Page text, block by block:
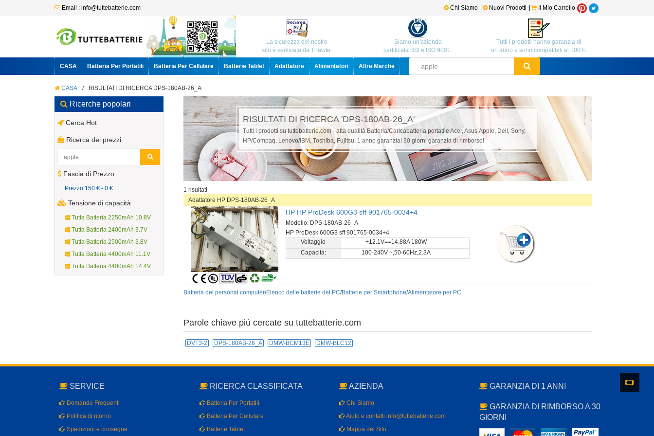
Email : info@tuttebatterie.com Il Mio Carrello
Nuovi Prodotti
Chi Siamo
La sicurezza del nostro
sito è verificata da Thawte.
Siamo un'azienda
certificata BSI e ISO 9001.
Tutti i prodotti hanno garanzia di
un anno e sono compatibili al 100%.
CASA Batteria Per Portatili Batteria Per Cellulare Batterie Tablet Adattatore Alimentatori Altre Marche
CASA / RISULTATI DI RICERCA DPS-180AB-26_A
RISULTATI DI RICERCA 'DPS-180AB-26_A'
Tutti i prodotti su tuttebatterie.com - alta qualità Batteria/Caricabatteria portatile Acer, Asus,Apple, Dell, Sony,
HP/Compaq, Lenovo/IBM, Toshiba, Fujitsu. 1 anno garanzia! 30 giorni garanzia di rimborso!
1 risultati
Adattatore HP DPS-180AB-26_A
HP HP ProDesk 600G3 sff 901765-0034+4
Modello: DPS-180AB-26_A
HP ProDesk 600G3 sff 901765-0034+4
Voltaggio
+12.1V==14.88A 180W
Capacità:
100-240V ~,50-60Hz,2.3A
Batteria del personal computer/Elenco delle batterie del PC/Batterie per Smartphone/Alimentatore per PC
Parole chiave più cercate su tuttebatterie.com
DVT3-2 DPS-180AB-26_A DMW-BCM13E DMW-BLC12
Ricerche popolari
Cerca Hot
Ricerca dei prezzi
Fascia di Prezzo
Prezzo 150 € - 0 €
Tensione di capacità
Tutta Batteria 2250mAh 10.8V
Tutta Batteria 2400mAh 3.7V
Tutta Batteria 2500mAh 3.8V
Tutta Batteria 4400mAh 11.1V
Tutta Batteria 4400mAh 14.4V
SERVICE
Domande Frequenti
Politica di ritorno
Spedizioni e consegne
RICERCA CLASSIFICATA
Batteria Per Portatili
Batteria Per Cellulare
Batterie Tablet
AZIENDA
Chi Siamo
Aiuto e contatti info@tuttebatterie.com
Mappa del Sito
GARANZIA DI 1 ANNI
GARANZIA DI RIMBORSO A 30
GIORNI